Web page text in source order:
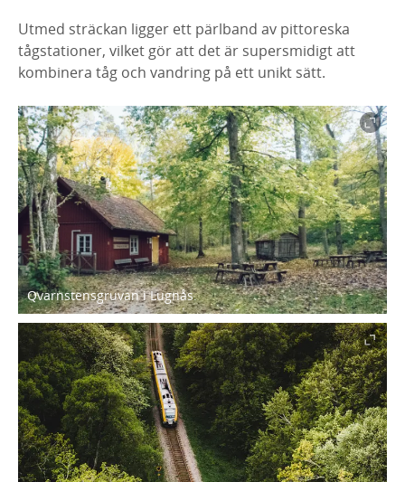
Utmed sträckan ligger ett pärlband av pittoreska
tågstationer, vilket gör att det är supersmidigt att
kombinera tåg och vandring på ett unikt sätt.
Qvarnstensgruvan i Lugnås.